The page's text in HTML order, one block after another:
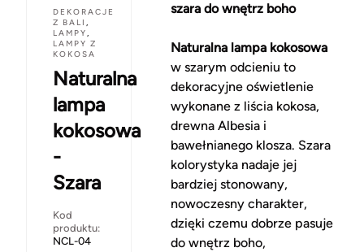
DEKORACJE
Z BALI ,
LAMPY,
LAMPY Z
KOKOSA
Naturalna
lampa
kokosowa
-
Szara
Kod
produktu:
NCL-04
szara do wnętrz boho
Naturalna lampa kokosowa
w szarym odcieniu to
dekoracyjne oświetlenie
wykonane z liścia kokosa,
drewna Albesia i
bawełnianego klosza. Szara
kolorystyka nadaje jej
bardziej stonowany,
nowoczesny charakter,
dzięki czemu dobrze pasuje
do wnętrz boho,